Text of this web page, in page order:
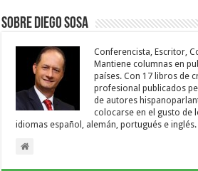
Sobre Diego Sosa
Conferencista, Escritor,
Mantiene columnas en
países. Con 17 libros de
profesional publicados
de autores
colocarse en el gusto de
idiomas español, alemán, portugués e inglés.